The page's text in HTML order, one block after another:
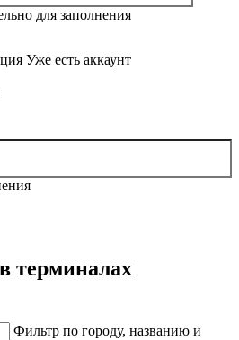
для заполнения
Уже есть аккаунт
терминалах
Фильтр по городу, названию и